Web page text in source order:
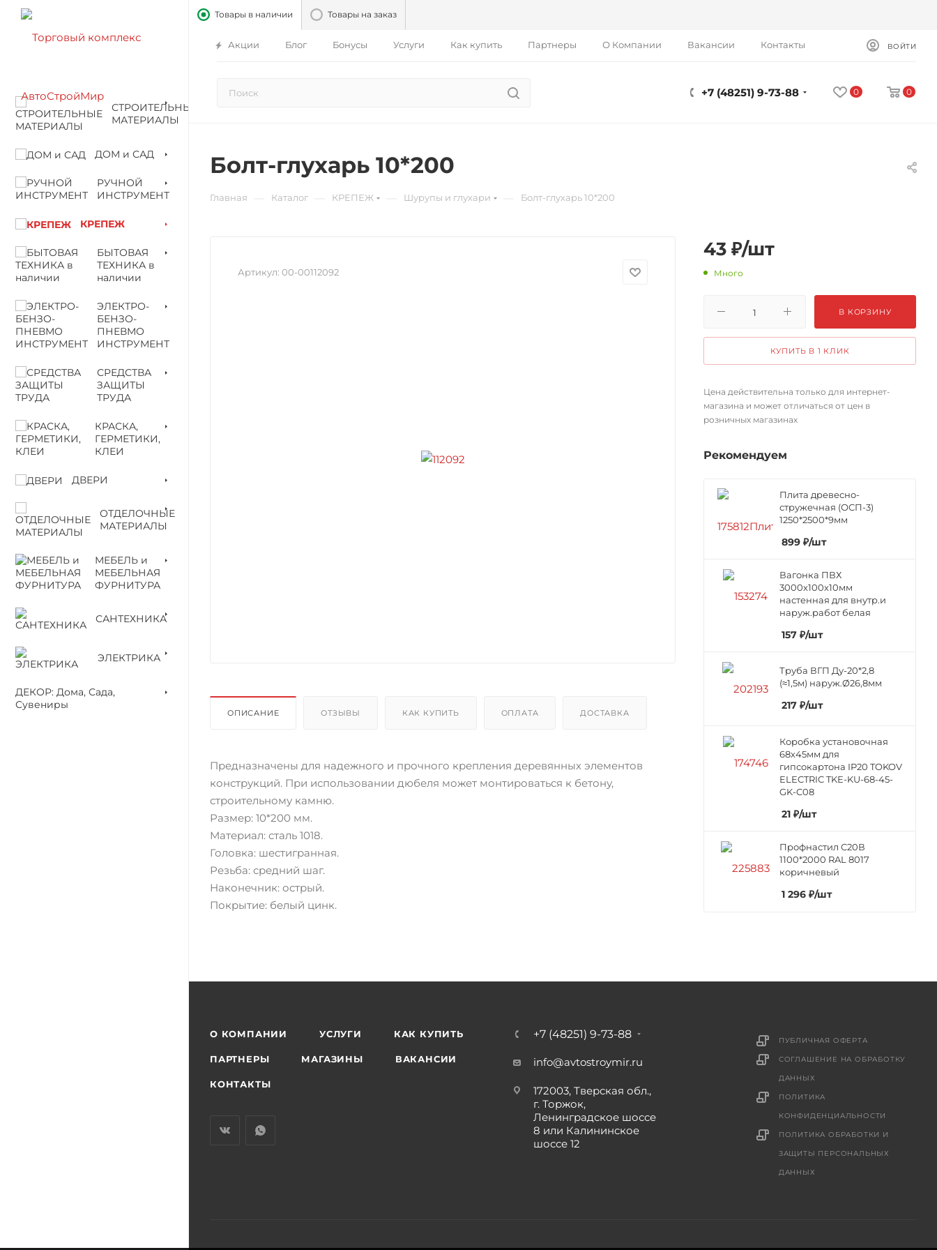
Товары в наличии Товары на заказ
Акции Блог Бонусы Услуги Как купить Партнеры О Компании Вакансии Контакты ВОЙТИ
0 0
+7 (48251) 9-73-88
СТРОИТЕЛЬНЫЕ
МАТЕРИАЛЫ
ДОМ и САД
РУЧНОЙ
ИНСТРУМЕНТ
КРЕПЕЖ
БЫТОВАЯ
ТЕХНИКА в
наличии
ЭЛЕКТРО-
БЕНЗО-
ПНЕВМО
ИНСТРУМЕНТ
СРЕДСТВА
ЗАЩИТЫ
ТРУДА
КРАСКА,
ГЕРМЕТИКИ,
КЛЕИ
ДВЕРИ
ОТДЕЛОЧНЫЕ
МАТЕРИАЛЫ
МЕБЕЛЬ и
МЕБЕЛЬНАЯ
ФУРНИТУРА
САНТЕХНИКА
ЭЛЕКТРИКА
ДЕКОР: Дома, Сада,
Сувениры
Болт-глухарь 10*200
Главная Каталог КРЕПЕЖ Шурупы и глухари Болт-глухарь 10*200
Артикул: 00-00112092
ОПИСАНИЕ ОТЗЫВЫ КАК КУПИТЬ ОПЛАТА ДОСТАВКА
Предназначены для надежного и прочного крепления деревянных элементов
конструкций. При использовании дюбеля может монтироваться к бетону,
строительному камню.
Размер: 10*200 мм.
Материал: сталь 1018.
Головка: шестигранная.
Резьба: средний шаг.
Наконечник: острый.
Покрытие: белый цинк.
43 ₽/шт
Много
В КОРЗИНУ
КУПИТЬ В 1 КЛИК
Цена действительна только для интернет-
магазина и может отличаться от цен в
розничных магазинах
Рекомендуем
Плита древесно-
стружечная (ОСП-3)
1250*2500*9мм
899 ₽/шт
Вагонка ПВХ
3000х100х10мм
настенная для внутр.и
наруж.работ белая
157 ₽/шт
Труба ВГП Ду-20*2,8
(≈1,5м) наруж.Ø26,8мм
217 ₽/шт
Коробка установочная
68х45мм для
гипсокартона IP20 TOKOV
ELECTRIC TKE-KU-68-45-
GK-C08
21 ₽/шт
Профнастил C20В
1100*2000 RAL 8017
коричневый
1 296 ₽/шт
О КОМПАНИИ УСЛУГИ КАК КУПИТЬ
ПАРТНЕРЫ МАГАЗИНЫ ВАКАНСИИ
КОНТАКТЫ
+7 (48251) 9-73-88
info@avtostroymir.ru
172003, Тверская обл.,
г. Торжок,
Ленинградское шоссе
8 или Калининское
шоссе 12
ПУБЛИЧНАЯ ОФЕРТА
СОГЛАШЕНИЕ НА ОБРАБОТКУ
ДАННЫХ
ПОЛИТИКА
КОНФИДЕНЦИАЛЬНОСТИ
ПОЛИТИКА ОБРАБОТКИ И
ЗАЩИТЫ ПЕРСОНАЛЬНЫХ
ДАННЫХ